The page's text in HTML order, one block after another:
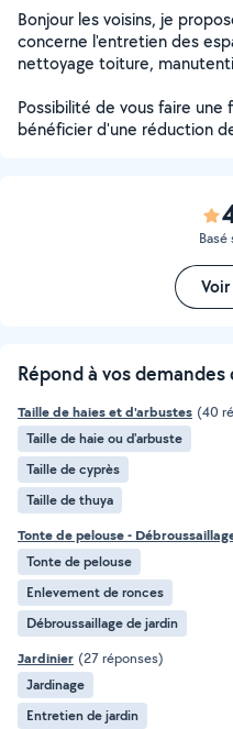
Bonjour les voisins, je
concerne l'entretien des
nettoyage toiture,
Possibilité de vous faire une
bénéficier d'une réduction
Basé
Répond à vos demandes
Taille de haies et d'arbustes (40
Taille de haie ou d'arbuste
Taille de cyprès
Taille de thuya
Tonte de pelouse -
Tonte de pelouse
Enlevement de ronces
Débroussaillage de jardin
Jardinier (27 réponses)
Jardinage
Entretien de jardin